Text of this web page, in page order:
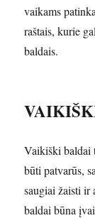
vaikams
raštais, kurie
baldais.
Vaikiški baldai
būti patvarūs,
saugiai žaisti ir
baldai būna